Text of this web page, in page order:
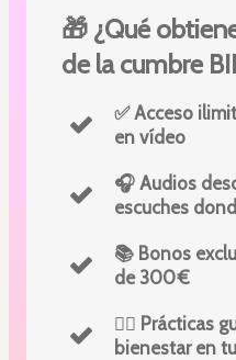
🎁 ¿Qué
de la cumbre
✅ Acceso
en vídeo
🎧 Audios
escuches
📚 Bonos
de 300 €
🧘‍♀️ Prácticas
bienestar en